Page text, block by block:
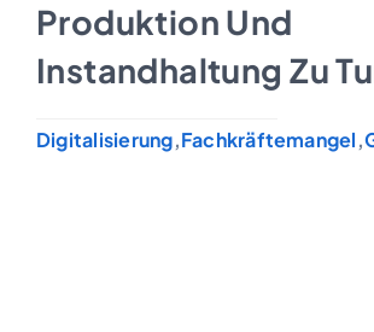
Produktion Und
Instandhaltung Zu
Digitalisierung,Fachkräftemangel,